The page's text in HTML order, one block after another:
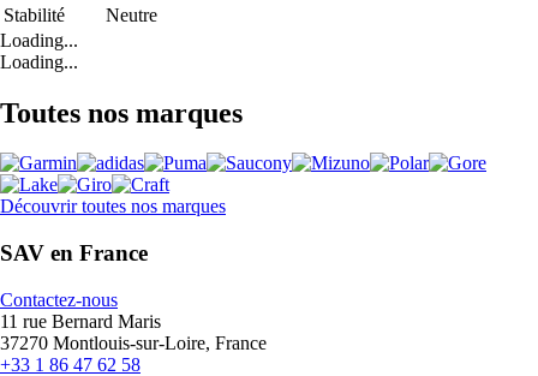
Stabilité
Neutre
Loading...
Loading...
Toutes nos marques
Découvrir toutes nos marques
SAV en France
Contactez-nous
11 rue Bernard Maris
37270 Montlouis-sur-Loire, France
+33 1 86 47 62 58